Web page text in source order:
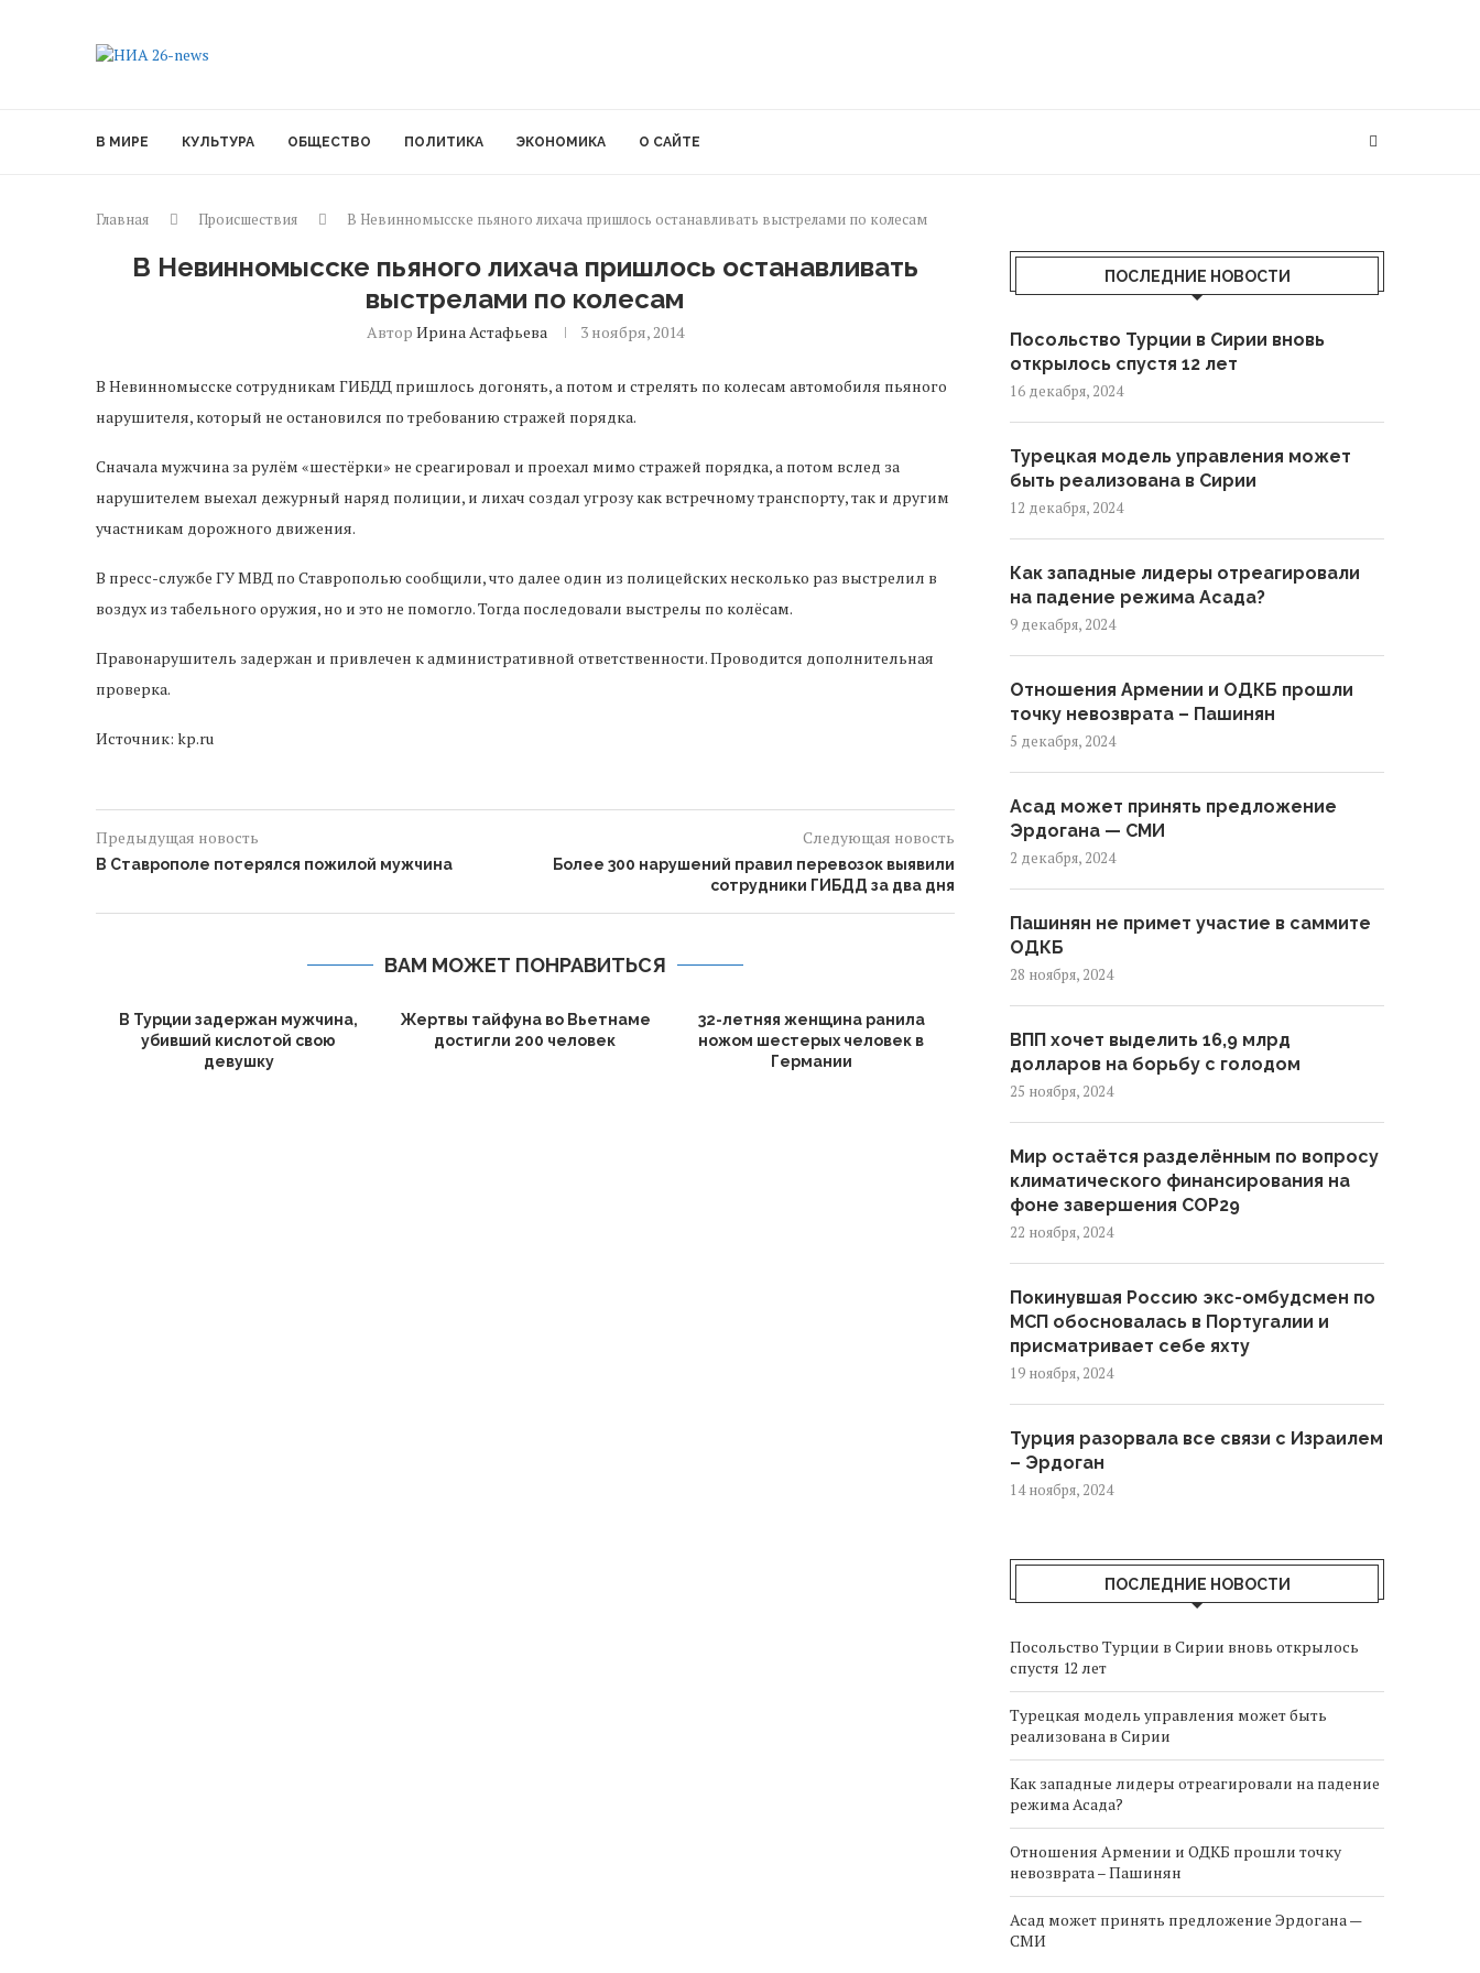
В МИРЕ КУЛЬТУРА ОБЩЕСТВО ПОЛИТИКА ЭКОНОМИКА О САЙТЕ
Главная Происшествия В Невинномысске пьяного лихача пришлось останавливать выстрелами по колесам
В Невинномысске пьяного лихача пришлось останавливать
выстрелами по колесам
Автор Ирина Астафьева 3 ноября, 2014
В Невинномысске сотрудникам ГИБДД пришлось догонять, а потом и стрелять по колесам автомобиля пьяного
нарушителя, который не остановился по требованию стражей порядка.
Сначала мужчина за рулём «шестёрки» не среагировал и проехал мимо стражей порядка, а потом вслед за
нарушителем выехал дежурный наряд полиции, и лихач создал угрозу как встречному транспорту, так и другим
участникам дорожного движения.
В пресс-службе ГУ МВД по Ставрополью сообщили, что далее один из полицейских несколько раз выстрелил в
воздух из табельного оружия, но и это не помогло. Тогда последовали выстрелы по колёсам.
Правонарушитель задержан и привлечен к административной ответственности. Проводится дополнительная
проверка.
Источник: kp.ru
Предыдущая новость
В Ставрополе потерялся пожилой мужчина
Следующая новость
Более 300 нарушений правил перевозок выявили
сотрудники ГИБДД за два дня
ВАМ МОЖЕТ ПОНРАВИТЬСЯ
В Турции задержан мужчина,
убивший кислотой свою
девушку
Жертвы тайфуна во Вьетнаме
достигли 200 человек
32-летняя женщина ранила
ножом шестерых человек в
Германии
ПОСЛЕДНИЕ НОВОСТИ
Посольство Турции в Сирии вновь
открылось спустя 12 лет
16 декабря, 2024
Турецкая модель управления может
быть реализована в Сирии
12 декабря, 2024
Как западные лидеры отреагировали
на падение режима Асада?
9 декабря, 2024
Отношения Армении и ОДКБ прошли
точку невозврата – Пашинян
5 декабря, 2024
Асад может принять предложение
Эрдогана — СМИ
2 декабря, 2024
Пашинян не примет участие в саммите
ОДКБ
28 ноября, 2024
ВПП хочет выделить 16,9 млрд
долларов на борьбу с голодом
25 ноября, 2024
Мир остаётся разделённым по вопросу
климатического финансирования на
фоне завершения COP29
22 ноября, 2024
Покинувшая Россию экс-омбудсмен по
МСП обосновалась в Португалии и
присматривает себе яхту
19 ноября, 2024
Турция разорвала все связи с Израилем
– Эрдоган
14 ноября, 2024
ПОСЛЕДНИЕ НОВОСТИ
Посольство Турции в Сирии вновь открылось
спустя 12 лет
Турецкая модель управления может быть
реализована в Сирии
Как западные лидеры отреагировали на падение
режима Асада?
Отношения Армении и ОДКБ прошли точку
невозврата – Пашинян
Асад может принять предложение Эрдогана —
СМИ